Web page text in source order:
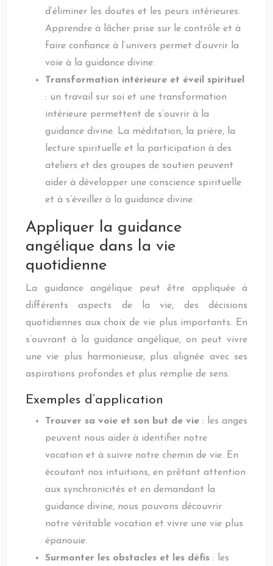
d’éliminer les doutes et les peurs intérieures.
Apprendre à lâcher prise sur le contrôle et à
faire confiance à l’univers permet d’ouvrir la
voie à la guidance divine.
Transformation intérieure et éveil spirituel
: un travail sur soi et une transformation
intérieure permettent de s’ouvrir à la
guidance divine. La méditation, la prière, la
lecture spirituelle et la participation à des
ateliers et des groupes de soutien peuvent
aider à développer une conscience spirituelle
et à s’éveiller à la guidance divine.
Appliquer la guidance
angélique dans la vie
quotidienne
La guidance angélique peut être appliquée à
différents aspects de la vie, des décisions
quotidiennes aux choix de vie plus importants. En
s’ouvrant à la guidance angélique, on peut vivre
une vie plus harmonieuse, plus alignée avec ses
aspirations profondes et plus remplie de sens.
Exemples d’application
Trouver sa voie et son but de vie : les anges
peuvent nous aider à identifier notre
vocation et à suivre notre chemin de vie. En
écoutant nos intuitions, en prêtant attention
aux synchronicités et en demandant la
guidance divine, nous pouvons découvrir
notre véritable vocation et vivre une vie plus
épanouie.
Surmonter les obstacles et les défis : les